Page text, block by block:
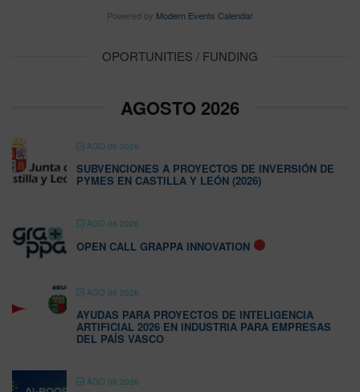
Powered by Modern Events Calendar
OPORTUNITIES / FUNDING
AGOSTO 2026
AGO 06 2026
SUBVENCIONES A PROYECTOS DE INVERSIÓN DE
PYMES EN CASTILLA Y LEÓN (2026)
AGO 06 2026
OPEN CALL GRAPPA INNOVATION
AGO 06 2026
AYUDAS PARA PROYECTOS DE INTELIGENCIA
ARTIFICIAL 2026 EN INDUSTRIA PARA EMPRESAS
DEL PAÍS VASCO
AGO 06 2026